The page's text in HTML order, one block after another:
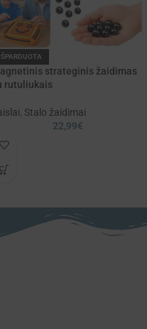
IŠPARDUOTA
strateginis žaidimas
rutuliukais
, Stalo žaidimai
22,99€